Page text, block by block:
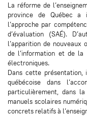
La réforme de
province de Québec a
l’approche par
d’évaluation (SAÉ).
l’apparition de nouveaux
de l’information et de
électroniques.
Dans cette
québécoise dans
particulièrement, dans
manuels scolaires
concrets relatifs à